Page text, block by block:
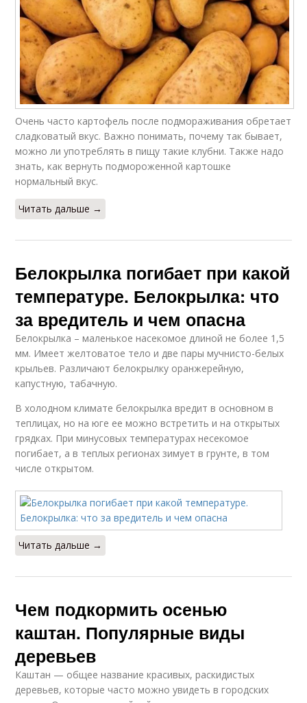
Очень часто картофель после подмораживания обретает
сладковатый вкус. Важно понимать, почему так бывает,
можно ли употреблять в пищу такие клубни. Также надо
знать, как вернуть подмороженной картошке
нормальный вкус.
Читать дальше →
Белокрылка погибает при какой
температуре. Белокрылка: что
за вредитель и чем опасна
Белокрылка – маленькое насекомое длиной не более 1,5
мм. Имеет желтоватое тело и две пары мучнисто-белых
крыльев. Различают белокрылку оранжерейную,
капустную, табачную.
В холодном климате белокрылка вредит в основном в
теплицах, но на юге ее можно встретить и на открытых
грядках. При минусовых температурах несекомое
погибает, а в теплых регионах зимует в грунте, в том
числе открытом.
Читать дальше →
Чем подкормить осенью
каштан. Популярные виды
деревьев
Каштан — общее название красивых, раскидистых
деревьев, которые часто можно увидеть в городских